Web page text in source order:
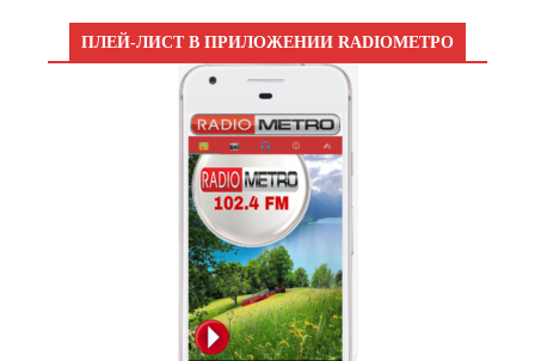
ПЛЕЙ-ЛИСТ В ПРИЛОЖЕНИИ RADIOМЕТРО